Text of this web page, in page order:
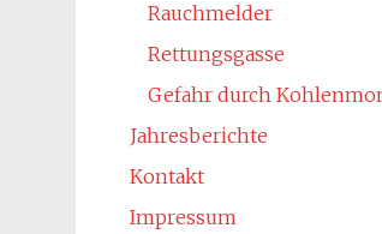
Rauchmelder
Rettungsgasse
Gefahr durch
Jahresberichte
Kontakt
Impressum